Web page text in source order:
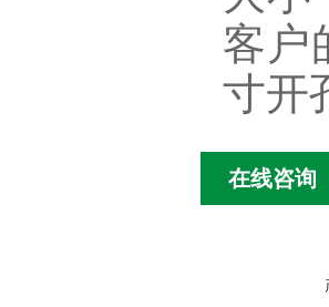
客户
寸开
在线咨询